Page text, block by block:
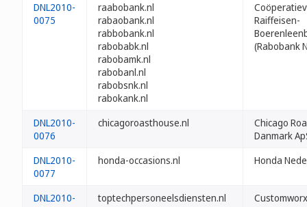
DNL2010-
0075
raabobank.nl
rabaobank.nl
rabbobank.nl
rabobabk.nl
rabobamk.nl
rabobanl.nl
rabobsnk.nl
rabokank.nl
Raiffeisen-
(Rabobank
DNL2010-
0076
chicagoroasthouse.nl
Chicago
Danmark
DNL2010-
0077
honda-occasions.nl Honda
DNL2010-
toptechpersoneelsdiensten.nl Customworx